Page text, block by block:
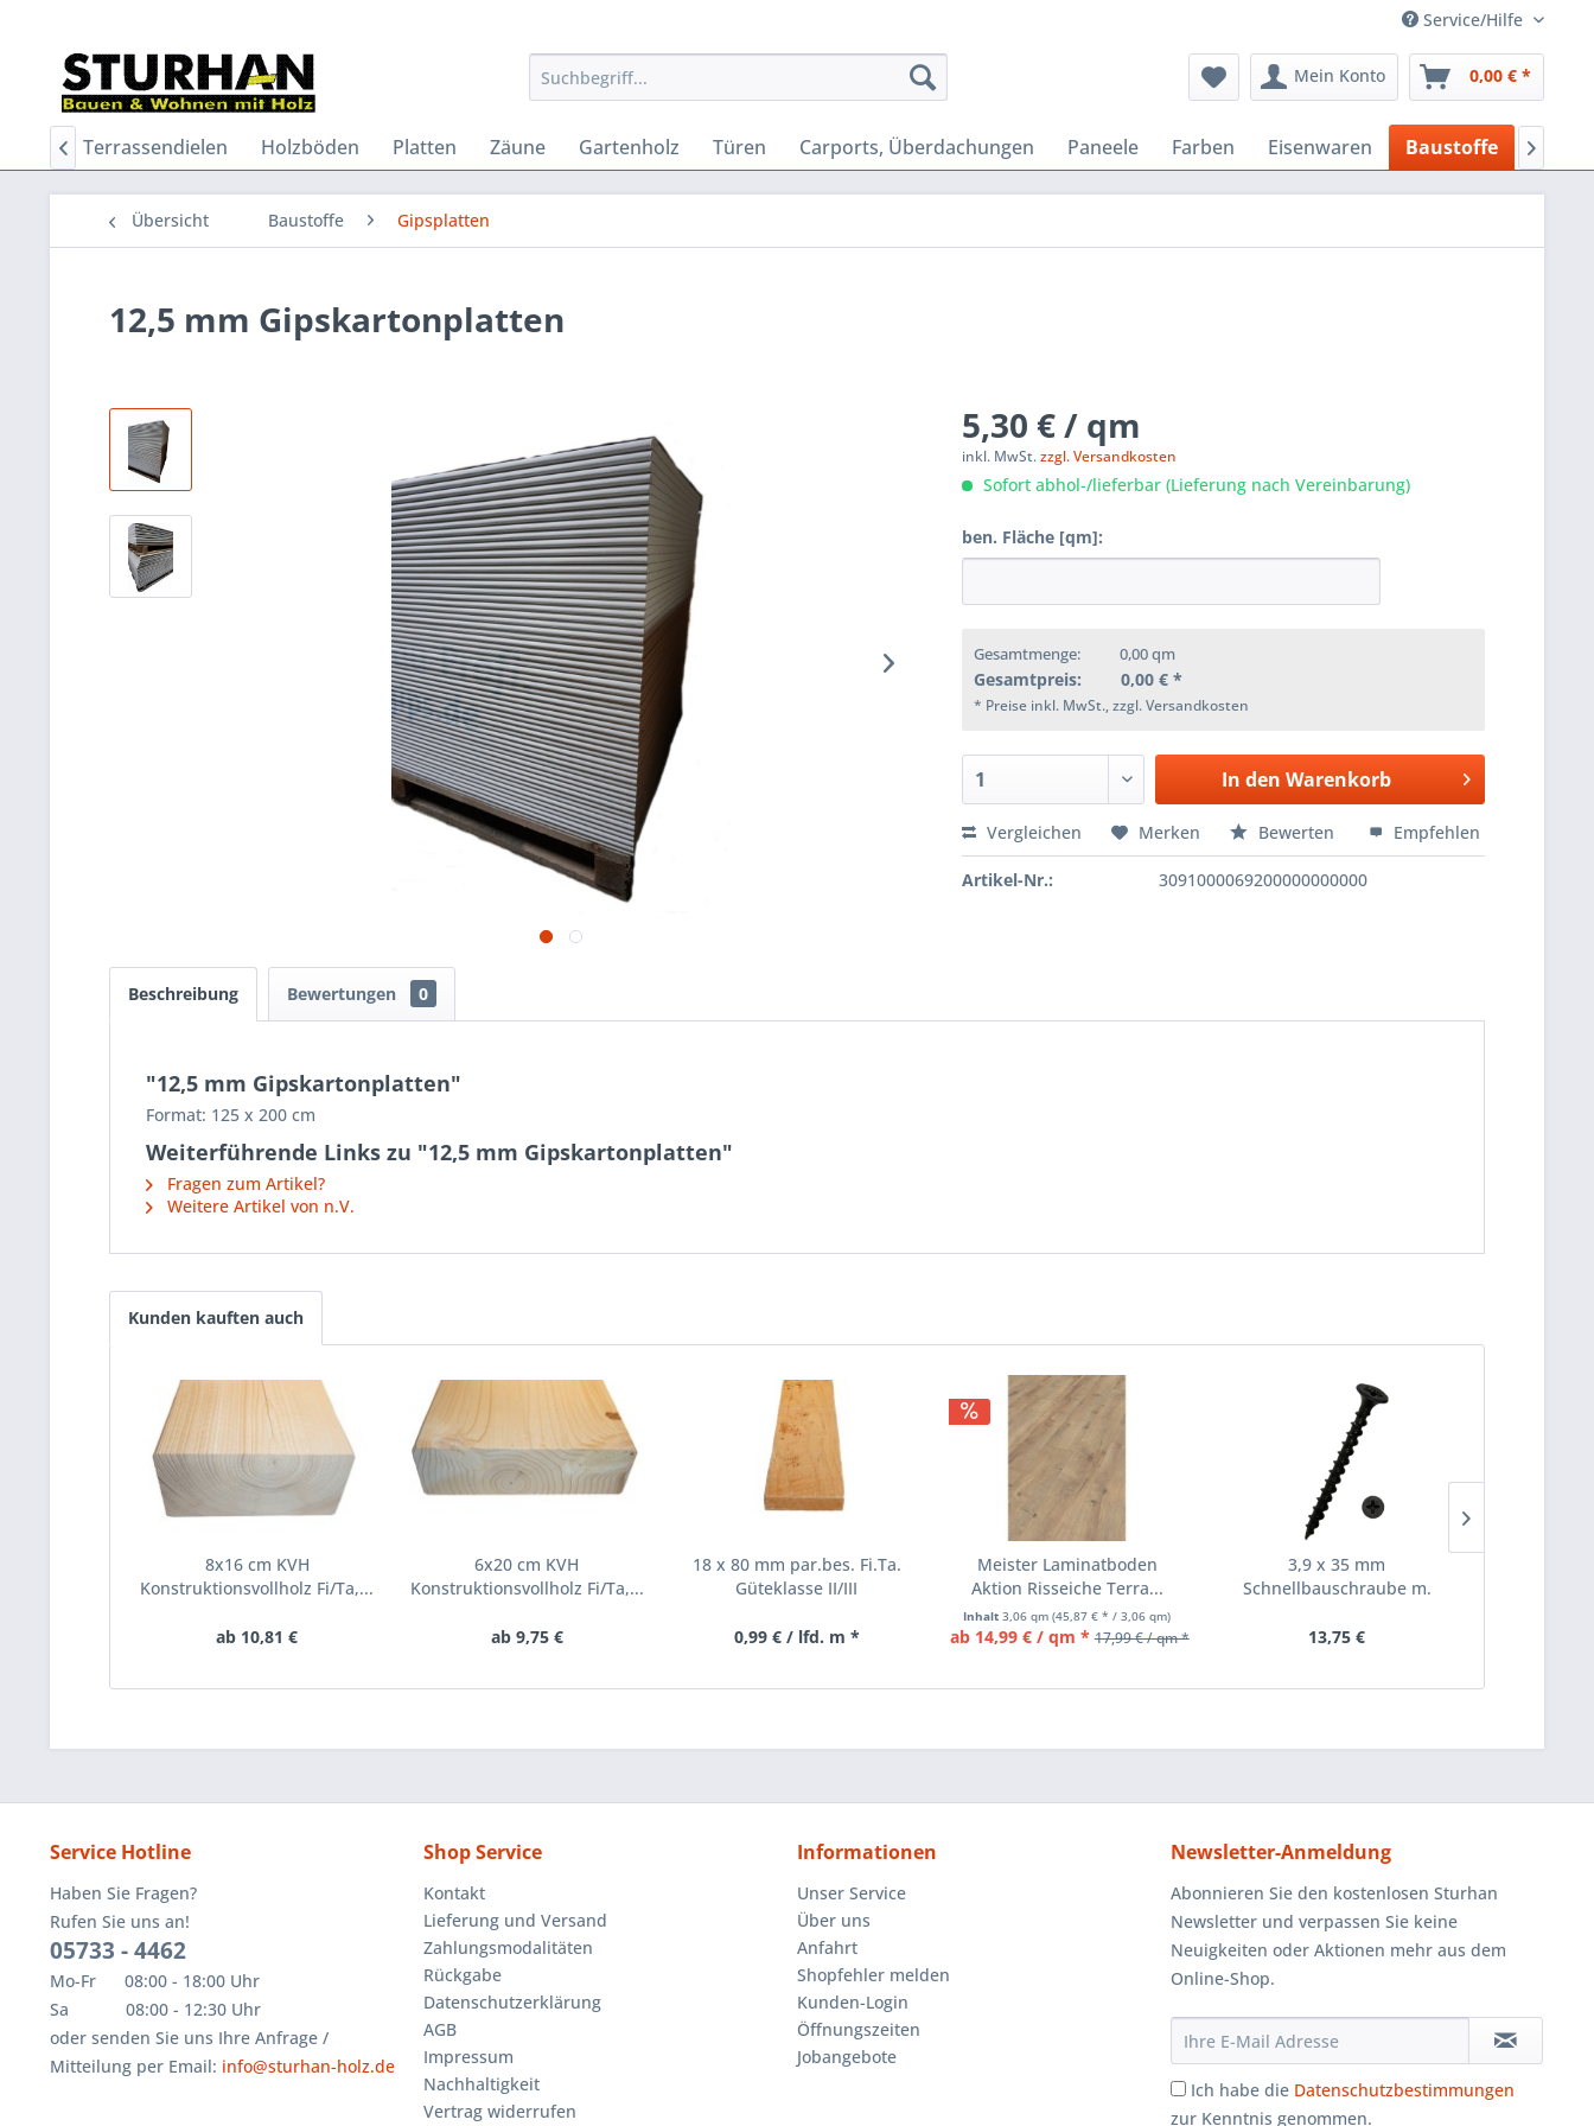
Service/Hilfe
Mein Konto 0,00 € *
Terrassendielen Holzböden Platten Zäune Gartenholz Türen Carports, Überdachungen Paneele Farben Eisenwaren Baustoffe Planer
 
Übersicht Baustoffe Gipsplatten
12,5 mm Gipskartonplatten
5,30 € / qm
inkl. MwSt.zzgl. Versandkosten
Sofort abhol-/lieferbar (Lieferung nach Vereinbarung)
ben. Fläche [qm]:
Gesamtmenge: 0,00qm
Gesamtpreis: 0,00 € *
* Preise inkl. MwSt., zzgl. Versandkosten
In den Warenkorb
Vergleichen Merken Bewerten Empfehlen
Artikel-Nr.: 3091000069200000000000
Beschreibung Bewertungen 0
"12,5 mm Gipskartonplatten"
Format: 125 x 200 cm
Weiterführende Links zu "12,5 mm Gipskartonplatten"
Fragen zum Artikel?
Weitere Artikel von n.V.
Kunden kauften auch
8x16 cm KVH
Konstruktionsvollholz Fi/Ta,...
ab 10,81 €
6x20 cm KVH
Konstruktionsvollholz Fi/Ta,...
ab 9,75 €
18 x 80 mm par.bes. Fi.Ta.
Güteklasse II/III
0,99 € / lfd. m *
Meister Laminatboden
Aktion Risseiche Terra...
Inhalt3,06 qm(45,87 € * / 3,06 qm)
ab 14,99 € / qm * 17,99 € / qm *
3,9 x 35 mm
Schnellbauschraube m.
13,75 €
Service Hotline
Haben Sie Fragen?
Rufen Sie uns an!
05733 - 4462
Mo-Fr 08:00 - 18:00 Uhr
Sa 08:00 - 12:30 Uhr
oder senden Sie uns Ihre Anfrage /
Mitteilung per Email: info@sturhan-holz.de
Shop Service
Kontakt
Lieferung und Versand
Zahlungsmodalitäten
Rückgabe
Datenschutzerklärung
AGB
Impressum
Nachhaltigkeit
Vertrag widerrufen
Informationen
Unser Service
Über uns
Anfahrt
Shopfehler melden
Kunden-Login
Öffnungszeiten
Jobangebote
Newsletter-Anmeldung
Abonnieren Sie den kostenlosen Sturhan
Newsletter und verpassen Sie keine
Neuigkeiten oder Aktionen mehr aus dem
Online-Shop.
Ich habe die Datenschutzbestimmungen
zur Kenntnis genommen.